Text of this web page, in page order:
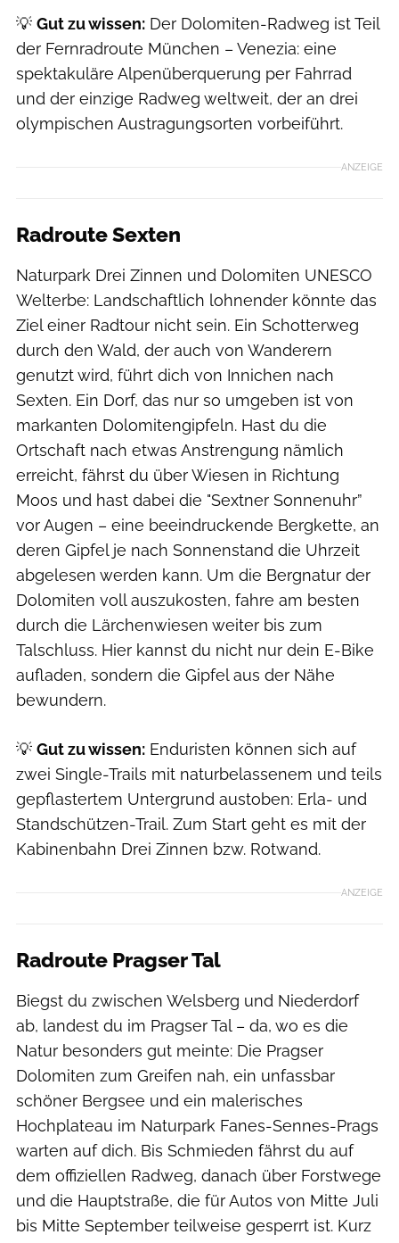
💡 Gut zu wissen: Der Dolomiten-Radweg ist Teil
der Fernradroute München – Venezia: eine
spektakuläre Alpenüberquerung per Fahrrad
und der einzige Radweg weltweit, der an drei
olympischen Austragungsorten vorbeiführt.
ANZEIGE
Radroute Sexten
Naturpark Drei Zinnen und Dolomiten UNESCO
Welterbe: Landschaftlich lohnender könnte das
Ziel einer Radtour nicht sein. Ein Schotterweg
durch den Wald, der auch von Wanderern
genutzt wird, führt dich von Innichen nach
Sexten. Ein Dorf, das nur so umgeben ist von
markanten Dolomitengipfeln. Hast du die
Ortschaft nach etwas Anstrengung nämlich
erreicht, fährst du über Wiesen in Richtung
Moos und hast dabei die "Sextner Sonnenuhr”
vor Augen – eine beeindruckende Bergkette, an
deren Gipfel je nach Sonnenstand die Uhrzeit
abgelesen werden kann. Um die Bergnatur der
Dolomiten voll auszukosten, fahre am besten
durch die Lärchenwiesen weiter bis zum
Talschluss. Hier kannst du nicht nur dein E-Bike
aufladen, sondern die Gipfel aus der Nähe
bewundern.
💡 Gut zu wissen: Enduristen können sich auf
zwei Single-Trails mit naturbelassenem und teils
gepflastertem Untergrund austoben: Erla- und
Standschützen-Trail. Zum Start geht es mit der
Kabinenbahn Drei Zinnen bzw. Rotwand.
ANZEIGE
Radroute Pragser Tal
Biegst du zwischen Welsberg und Niederdorf
ab, landest du im Pragser Tal – da, wo es die
Natur besonders gut meinte: Die Pragser
Dolomiten zum Greifen nah, ein unfassbar
schöner Bergsee und ein malerisches
Hochplateau im Naturpark Fanes-Sennes-Prags
warten auf dich. Bis Schmieden fährst du auf
dem offiziellen Radweg, danach über Forstwege
und die Hauptstraße, die für Autos von Mitte Juli
bis Mitte September teilweise gesperrt ist. Kurz